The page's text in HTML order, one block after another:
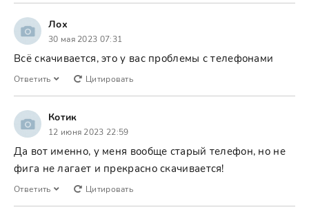
Лох
30 мая 2023 07:31
Всё скачивается, это у вас проблемы с телефонами
Ответить Цитировать
Котик
12 июня 2023 22:59
Да вот именно, у меня вообще старый телефон, но не
фига не лагает и прекрасно скачивается!
Ответить Цитировать